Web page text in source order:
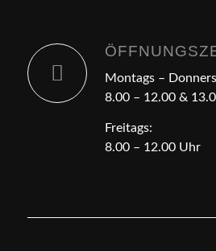
Montags –
8.00 – 12.00 &
Freitags:
8.00 – 12.00 Uhr